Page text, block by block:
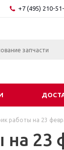
+7 (495) 210-
работы на 23
23